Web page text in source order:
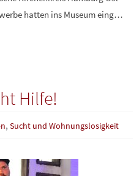
hatten ins Museum eing…
Hilfe!
, Sucht und Wohnungslosigkeit